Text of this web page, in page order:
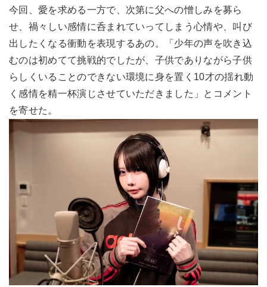
今回、愛を求める一方で、次第に父への憎しみを募ら
せ、禍々しい感情に呑まれていってしまう心情や、叫び
出したくなる衝動を表現するあの。「少年の声を吹き込
むのは初めてて挑戦的でしたが、子供でありながら子供
らしくいることのできない環境に身を置く10才の揺れ動
く感情を精一杯演じさせていただきました」とコメント
を寄せた。